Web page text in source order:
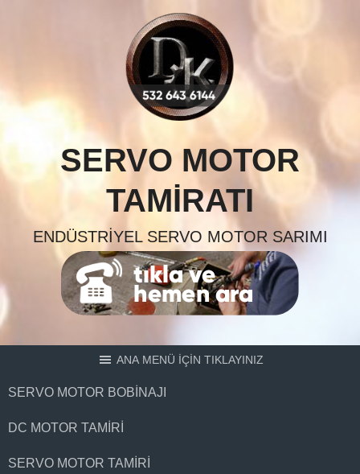
SERVO MOTOR
TAMIRATI
ENDÜSTRIYEL SERVO MOTOR SARIMI
ANA MENÜ İÇİN TIKLAYINIZ
SERVO MOTOR BOBINAJI
DC MOTOR TAMIRI
SERVO MOTOR TAMIRI